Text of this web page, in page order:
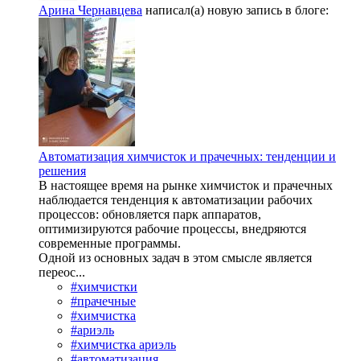
Арина Чернавцева написал(а) новую запись в блоге:
Автоматизация химчисток и прачечных: тенденции и
решения
В настоящее время на рынке химчисток и прачечных
наблюдается тенденция к автоматизации рабочих
процессов: обновляется парк аппаратов,
оптимизируются рабочие процессы, внедряются
современные программы.
Одной из основных задач в этом смысле является
переос...
#химчистки
#прачечные
#химчистка
#ариэль
#химчистка ариэль